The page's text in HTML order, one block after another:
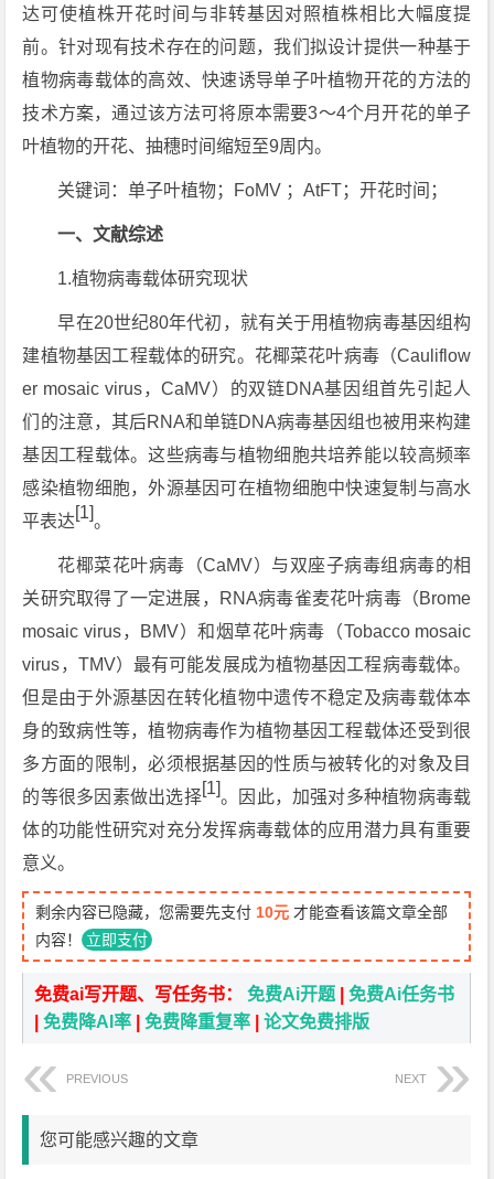
达可使植株开花时间与非转基因对照植株相比大幅度提
前。针对现有技术存在的问题，我们拟设计提供一种基于
植物病毒载体的高效、快速诱导单子叶植物开花的方法的
技术方案，通过该方法可将原本需要3～4个月开花的单子
叶植物的开花、抽穗时间缩短至9周内。
关键词：单子叶植物；FoMV ；AtFT；开花时间；
一、文献综述
1.植物病毒载体研究现状
早在20世纪80年代初，就有关于用植物病毒基因组构
建植物基因工程载体的研究。花椰菜花叶病毒（Cauliflow
er mosaic virus，CaMV）的双链DNA基因组首先引起人
们的注意，其后RNA和单链DNA病毒基因组也被用来构建
基因工程载体。这些病毒与植物细胞共培养能以较高频率
感染植物细胞，外源基因可在植物细胞中快速复制与高水
平表达[1]。
花椰菜花叶病毒（CaMV）与双座子病毒组病毒的相
关研究取得了一定进展，RNA病毒雀麦花叶病毒（Brome
mosaic virus，BMV）和烟草花叶病毒（Tobacco mosaic
virus，TMV）最有可能发展成为植物基因工程病毒载体。
但是由于外源基因在转化植物中遗传不稳定及病毒载体本
身的致病性等，植物病毒作为植物基因工程载体还受到很
多方面的限制，必须根据基因的性质与被转化的对象及目
的等很多因素做出选择[1]。因此，加强对多种植物病毒载
体的功能性研究对充分发挥病毒载体的应用潜力具有重要
意义。
剩余内容已隐藏，您需要先支付 10元 才能查看该篇文章全部
内容！ 立即支付
免费ai写开题、写任务书：免费Ai开题 |免费Ai任务书
|免费降AI率 |免费降重复率 |论文免费排版
PREVIOUS NEXT
您可能感兴趣的文章